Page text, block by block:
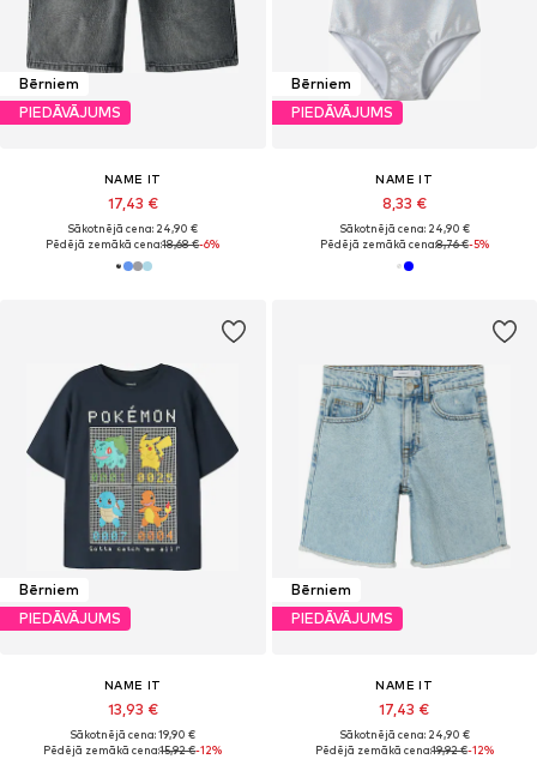
Bērniem
PIEDĀVĀJUMS
NAME IT
17,43 €
Sākotnējā cena: 24,90 €
Pēdējā zemākā cena:18,68 €-6%
Bērniem
PIEDĀVĀJUMS
NAME IT
8,33 €
Sākotnējā cena: 24,90 €
Pēdējā zemākā cena:8,76 €-5%
Bērniem
PIEDĀVĀJUMS
NAME IT
13,93 €
Sākotnējā cena: 19,90 €
Pēdējā zemākā cena:15,92 €-12%
Bērniem
PIEDĀVĀJUMS
NAME IT
17,43 €
Sākotnējā cena: 24,90 €
Pēdējā zemākā cena:19,92 €-12%